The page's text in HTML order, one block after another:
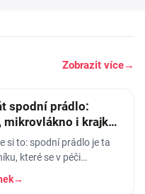
Zobrazit více→
spodní prádlo:
mikrovlákno i krajka,
si to: spodní prádlo je ta
které se v péči
nejmíň. Hodíme ho do
vším ostatním, dáme
→